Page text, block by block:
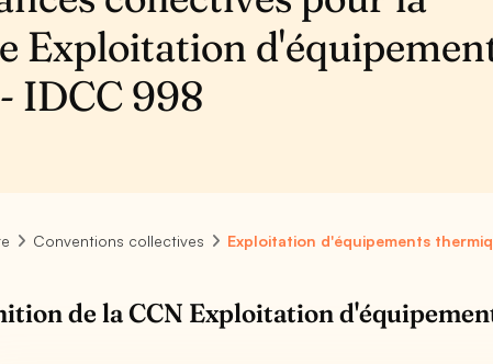
Exploitation
IDCC 998
Conventions collectives Exploitation d'équipements
de la CCN Exploitation